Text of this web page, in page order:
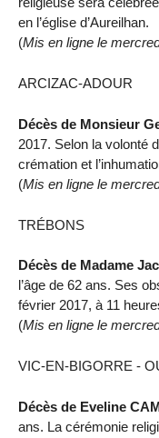
en l’église d’Aureilhan.
(Mis en ligne le
ARCIZAC-ADOUR
Décès de Monsieur
2017. Selon la volonté
crémation et
(Mis en ligne le
TRÉBONS
Décès de Madame
l’âge de 62 ans. Ses
février 2017, à 11
(Mis en ligne le
VIC-EN-BIGORRE -
Décès de Eveline
ans. La cérémonie